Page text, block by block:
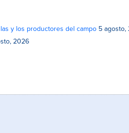
y los productores del campo 5 agosto,
2026